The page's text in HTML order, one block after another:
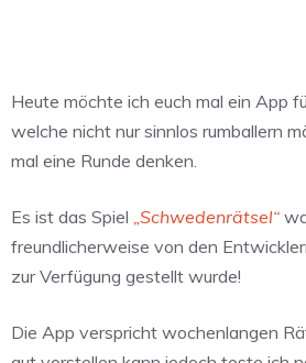
Heute möchte ich euch mal ein App
welche nicht nur sinnlos rumballern
mal eine Runde denken.
Es ist das Spiel „Schwedenrätsel“
freundlicherweise von den
zur Verfügung gestellt wurde!
Die App verspricht wochenlangen